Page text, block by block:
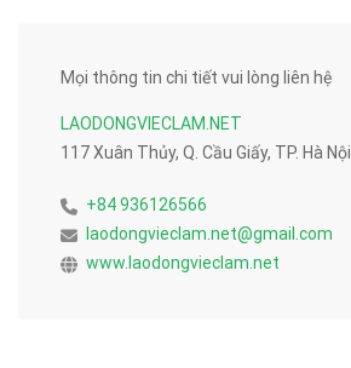
Mọi thông tin chi tiết vui lòng liên hệ
LAODONGVIECLAM.NET
117 Xuân Thủy, Q. Cầu Giấy, TP. Hà Nội
+84 936126566
laodongvieclam.net@gmail.com
www.laodongvieclam.net